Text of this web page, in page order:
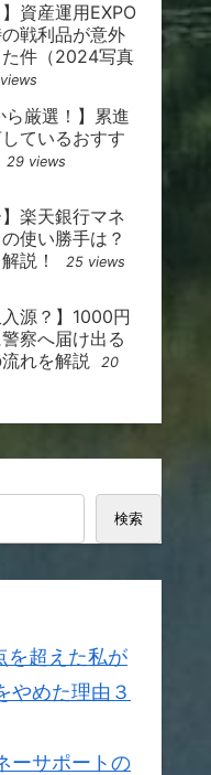
】資産運用EXPO
戦利品が意外
件（2024写真
ら厳選！】累進
ているおすす
29 views
】楽天銀行マネ
使い勝手は？
説！
25 views
入源？】1000円
察へ届け出る
れを解説
20
検索
を超えた私が
やめた理由３
ーサポートの